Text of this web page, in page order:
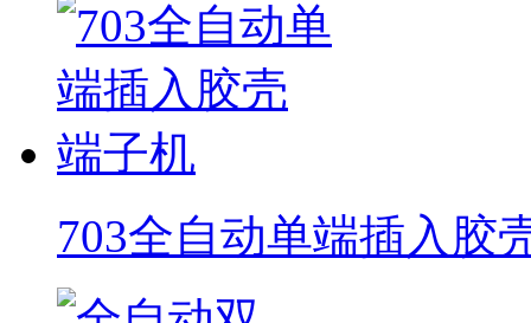
703全自动单端插入胶